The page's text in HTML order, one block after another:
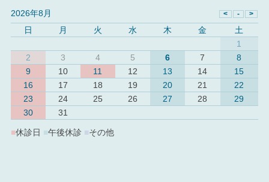
2026年8月
日
月 火 水 木 金
土
1
2
3 4 5 6 7
8
9
10 11 12 13 14
15
16
17 18 19 20 21
22
23
24 25 26 27 28
29
30
31
■休診日 ■午後休診 その他